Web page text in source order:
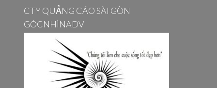
CTY QUẢNG CÁO SÀI GÒN
GÓCNHÌNADV